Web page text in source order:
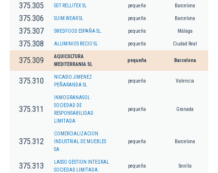
375.305 SDT RELLITEX SL pequeña Barcelona
375.306 SUIM WEAR SL pequeña Barcelona
375.307 SWEDFOOD ESPAÑA SL. pequeña Málaga
375.308 ALUMINIOS RECIO SL pequeña Ciudad Real
375.309
AQUICULTURA
MEDITERRANIA SL
pequeña Barcelona
375.310
NICASIO JIMENEZ
PEÑARANDA SL
pequeña Valencia
375.311
INMOGRANASOL
SOCIEDAD DE
RESPONSABILIDAD
LIMITADA
pequeña Granada
375.312
COMERCIALIZACION
INDUSTRIAL DE MUEBLES
SA
pequeña Barcelona
375.313
LASSO GESTION INTEGRAL
SOCIEDAD LIMITADA.
pequeña Sevilla